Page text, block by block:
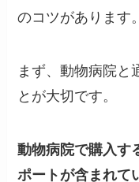
のコツがあります。
まず、動物病院と
とが大切です。
動物病院で購入す
ポートが含まれて